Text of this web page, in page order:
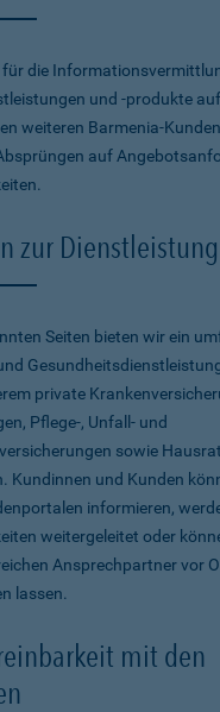
für die
und -produkte auf
weiteren Barmenia-
auf
zur Dienstleistung
Seiten bieten wir ein
private
Pflege-, Unfall- und
sowie
Kundinnen und Kunden
informieren,
weitergeleitet oder
Ansprechpartner vor
lassen.
mit den